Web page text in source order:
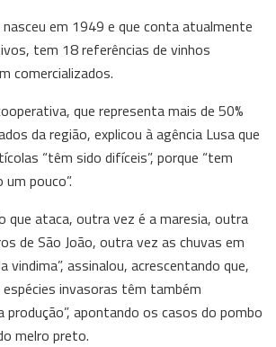
em 1949 e que conta atualmente
tem 18 referências de vinhos
comercializados.
que representa mais de 50%
da região, explicou à agência Lusa que
“têm sido difíceis”, porque “tem
pouco”.
que ataca, outra vez é a maresia, outra
de São João, outra vez as chuvas em
vindima”, assinalou, acrescentando que,
invasoras têm também
produção”, apontando os casos do pombo
melro preto.